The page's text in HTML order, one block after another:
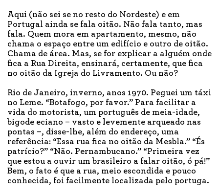
Aqui (não sei se no resto do Nordeste) e em
Portugal ainda se fala oitão. Não fala tanto, mas
fala. Quem mora em apartamento, mesmo, não
chama o espaço entre um edifício e outro de oitão.
Chama de área. Mas, se for explicar a alguém onde
fica a Rua Direita, ensinará, certamente, que fica
no oitão da Igreja do Livramento. Ou não?
Rio de Janeiro, inverno, anos 1970. Peguei um táxi
no Leme. “Botafogo, por favor.” Para facilitar a
vida do motorista, um português de meia-idade,
bigode eciano – vasto e levemente arqueado nas
pontas –, disse-lhe, além do endereço, uma
referência: “Essa rua fica no oitão da Mesbla.” “És
patrício?” “Não. Pernambucano.” “Primeira vez
que estou a ouvir um brasileiro a falar oitão, ó pá!”
Bem, o fato é que a rua, meio escondida e pouco
conhecida, foi facilmente localizada pelo portuga.